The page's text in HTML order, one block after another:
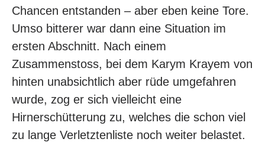
Chancen entstanden – aber eben keine Tore.
Umso bitterer war dann eine Situation im
ersten Abschnitt. Nach einem
Zusammenstoss, bei dem Karym Krayem von
hinten unabsichtlich aber rüde umgefahren
wurde, zog er sich vielleicht eine
Hirnerschütterung zu, welches die schon viel
zu lange Verletztenliste noch weiter belastet.